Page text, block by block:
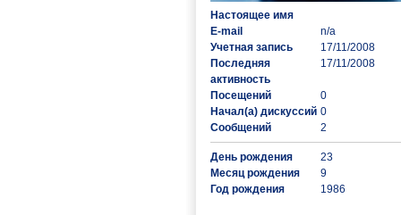
Настоящее имя
E-mail
n/a
Учетная запись
17/11/2008
Последняя
активность
17/11/2008
Посещений
0
Начал(а) дискуссий 0
Сообщений
2
День рождения
23
Месяц рождения
9
Год рождения
1986